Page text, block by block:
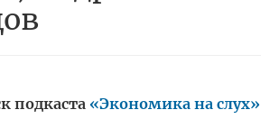
подкаста «Экономика на слух»